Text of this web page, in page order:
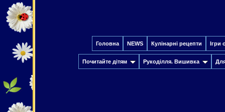
Головна NEWS Кулінарні рецепти Ігри
Почитайте дітям Рукоділля. Вишивка